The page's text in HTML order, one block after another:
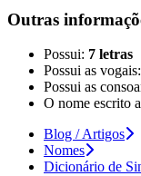
Outras
Possui: 7 letras
Possui as vogais:
Possui as
O nome escrito
Blog / Artigos
Nomes
Dicionário de